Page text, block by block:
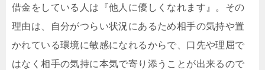
借金をしている人は『他人に優しくなれます』。その
理由は、自分がつらい状況にあるため相手の気持や置
かれている環境に敏感になれるからで、口先や理屈で
はなく相手の気持に本気で寄り添うことが出来るので